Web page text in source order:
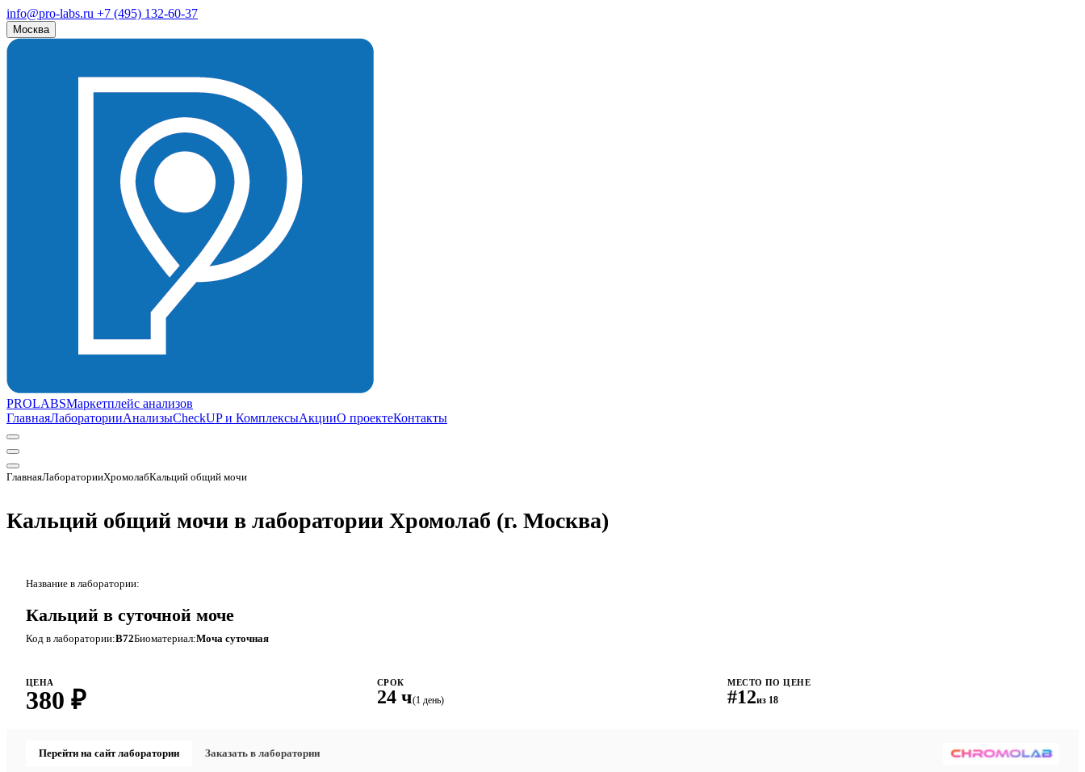
info@pro-labs.ru +7 (495) 132-60-37
Москва
PROLABSМаркетплейс анализов
ГлавнаяЛабораторииАнализыCheckUP и КомплексыАкцииО проектеКонтакты
ГлавнаяЛабораторииХромолабКальций общий мочи
Кальций общий мочи в лаборатории Хромолаб (г. Москва)
Название в лаборатории:
Кальций в суточной моче
Код в лаборатории:B72Биоматериал:Моча суточная
ЦЕНА
380 ₽
СРОК
24 ч(1 день)
МЕСТО ПО ЦЕНЕ
#12из 18
Перейти на сайт лаборатории Заказать в лаборатории